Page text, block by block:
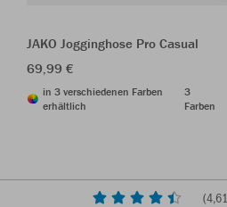
JAKO Jogginghose Pro Casual
69,99 €
in 3 verschiedenen Farben
erhältlich
3
Farben
(4,61